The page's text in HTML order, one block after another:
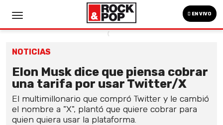
EN VIVO
NOTICIAS
Elon Musk dice que piensa cobrar
una tarifa por usar Twitter/X
El multimillonario que compró Twitter y le cambió
el nombre a "X", plantó que quiere cobrar para
quien quiera usar la plataforma.